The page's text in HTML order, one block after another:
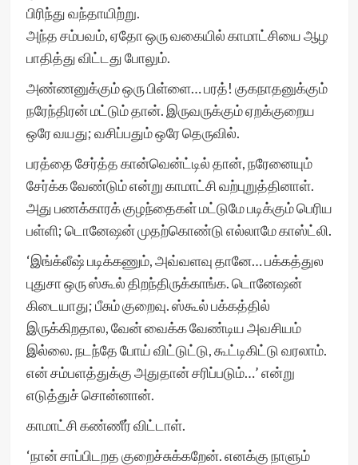
பிரிந்து வந்தாயிற்று.
அந்த சம்பவம், ஏதோ ஒரு வகையில் காமாட்சியை ஆழ
பாதித்து விட்டது போலும்.
அண்ணனுக்கும் ஒரு பிள்ளை… பரத்! குகநாதனுக்கும்
நரேந்திரன் மட்டும் தான். இருவருக்கும் ஏறக்குறைய
ஒரே வயது; வசிப்பதும் ஒரே தெருவில்.
பரத்தை சேர்த்த கான்வென்ட்டில் தான், நரேனையும்
சேர்க்க வேண்டும் என்று காமாட்சி வற்புறுத்தினாள்.
அது பணக்காரக் குழந்தைகள் மட்டுமே படிக்கும் பெரிய
பள்ளி; டொனேஷன் முதற்கொண்டு எல்லாமே காஸ்ட்லி.
‘இங்க்லீஷ் படிக்கணும், அவ்வளவு தானே… பக்கத்துல
புதுசா ஒரு ஸ்கூல் திறந்திருக்காங்க. டொனேஷன்
கிடையாது; பீசும் குறைவு. ஸ்கூல் பக்கத்தில்
இருக்கிறதால, வேன் வைக்க வேண்டிய அவசியம்
இல்லை. நடந்தே போய் விட்டுட்டு, கூட்டிகிட்டு வரலாம்.
என் சம்பளத்துக்கு அதுதான் சரிப்படும்…’ என்று
எடுத்துச் சொன்னான்.
காமாட்சி கண்ணீர் விட்டாள்.
‘நான் சாப்பிடறத குறைச்சுக்கறேன். எனக்கு நாளும்